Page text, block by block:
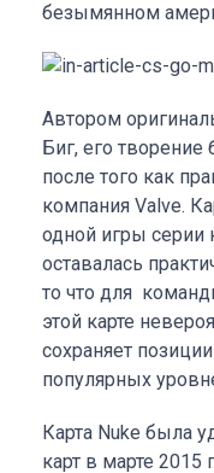
безымянном
Автором
Биг, его
после того как
компания Valve.
одной игры серии
оставалась
то что для
этой карте
сохраняет
популярных
Карта Nuke была
карт в марте 2015